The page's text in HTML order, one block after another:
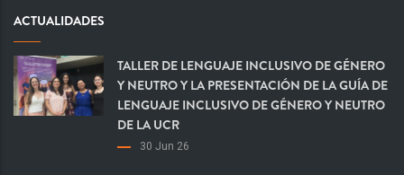
ACTUALIDADES
TALLER DE LENGUAJE INCLUSIVO DE GÉNERO
Y NEUTRO Y LA PRESENTACIÓN DE LA GUÍA DE
LENGUAJE INCLUSIVO DE GÉNERO Y NEUTRO
DE LA UCR
30 Jun 26